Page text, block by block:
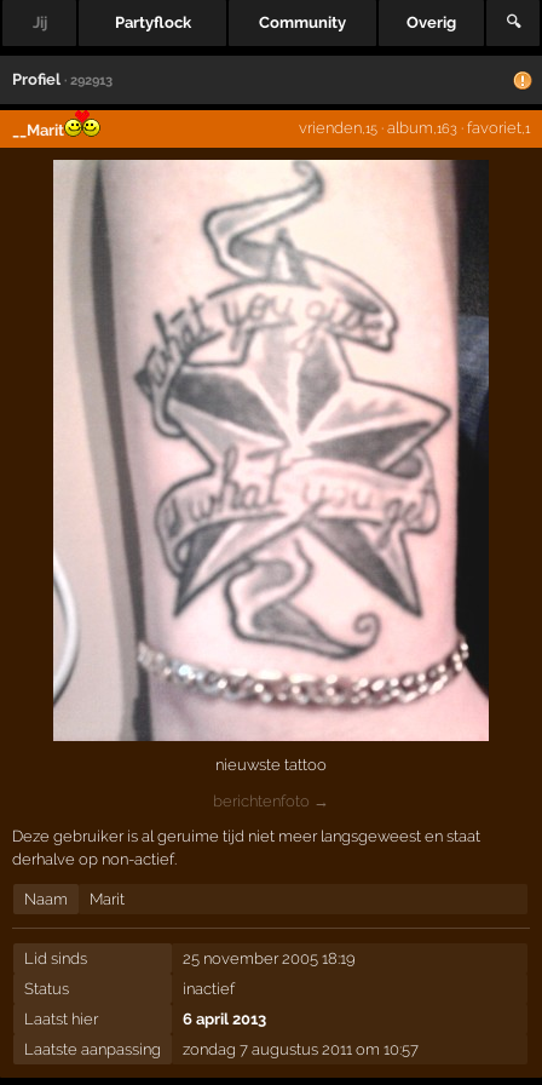
Jij Partyflock Community Overig 🔍
Profiel · 292913
__Marit vrienden,15· album ,163· favoriet,1
nieuwste tattoo
berichtenfoto →
Deze gebruiker is al geruime tijd niet meer langsgeweest en staat
derhalve op non-actief.
Naam Marit
Lid sinds
25 november 2005 18:19
Status
inactief
Laatst hier
6 april 2013
Laatste aanpassing
zondag 7 augustus 2011 om 10:57